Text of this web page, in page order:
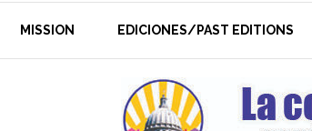
MISSION EDICIONES/PAST EDITIONS